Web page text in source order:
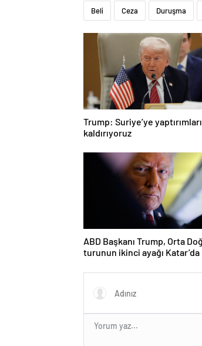
Beli Ceza Duruşma
Trump: Suriye’ye yaptırımları
kaldırıyoruz
ABD Başkanı Trump, Orta
turunun ikinci ayağı Katar’da